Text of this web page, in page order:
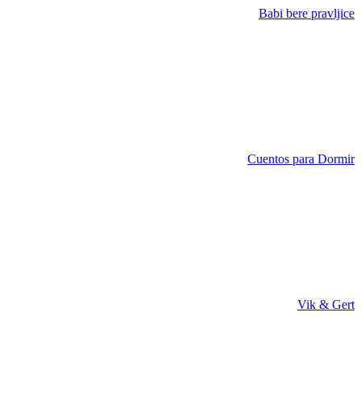
Babi bere pravljice
Cuentos para Dormir
Vik & Gert